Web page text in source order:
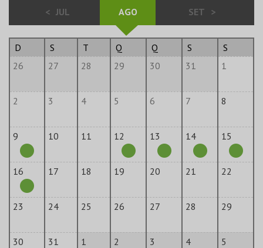
< JUL AGO SET >
D S T Q Q S
S
26
27 28 29 30 31 1
2 3 4 5 6 7 8
9 10 11 12 13 14 15
16 17 18 19 20 21 22
23 24 25 26 27 28 29
30 31 1 2 3 4 5